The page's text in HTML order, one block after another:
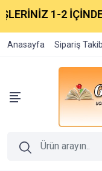
1-2 İÇİNDE
Anasayfa Sipariş